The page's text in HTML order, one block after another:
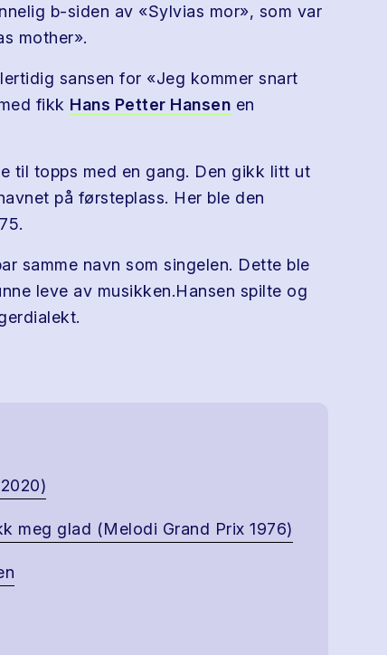
b-siden av «Sylvias mor», som var
mother».
sansen for «Jeg kommer snart
fikk Hans Petter Hansen en
til topps med en gang. Den gikk litt ut
på førsteplass. Her ble den
samme navn som singelen. Dette ble
leve av musikken.Hansen spilte og
meg glad (Melodi Grand Prix 1976)